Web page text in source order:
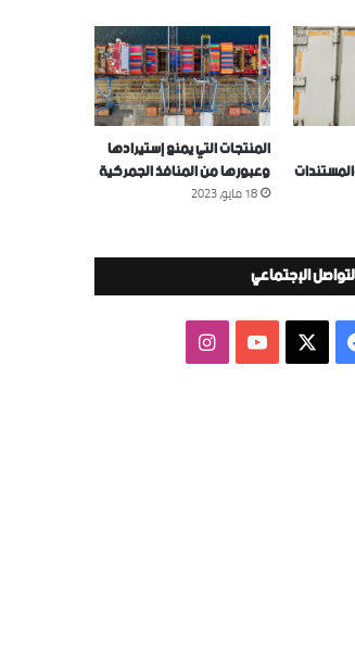
المنتجات التي يمنع إستيرادها
وعبورها من المنافذ الجمركية
18 مايو، 2023
الإجتماعي
فيسبوك ‫YouTubeانستقرام